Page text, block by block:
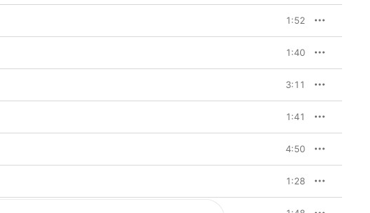
1:52
1:40
3:11
1:41
4:50
1:28